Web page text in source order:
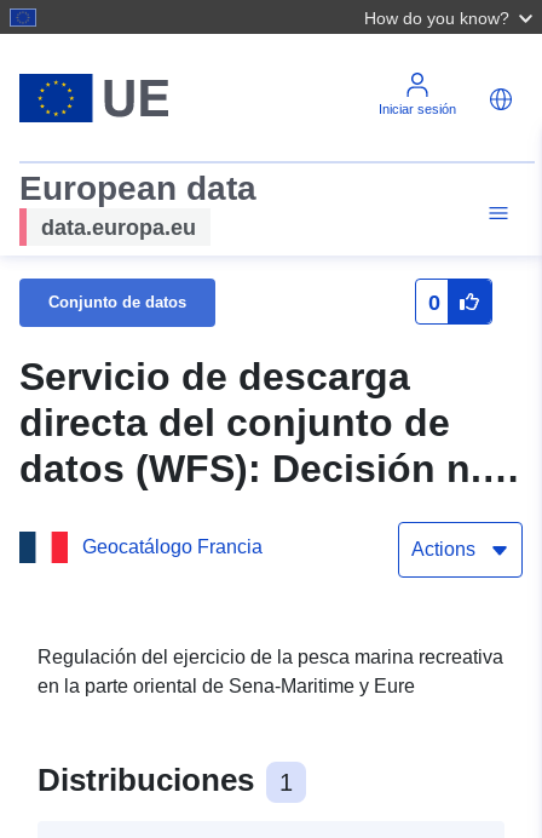
How do you know?
Iniciar sesión
European data
data.europa.eu
Conjunto de datos 0
Servicio de descarga
directa del conjunto de
datos (WFS): Decisión n.º
Geocatálogo Francia Actions
Regulación del ejercicio de la pesca marina recreativa
en la parte oriental de Sena-Maritime y Eure
Distribuciones 1